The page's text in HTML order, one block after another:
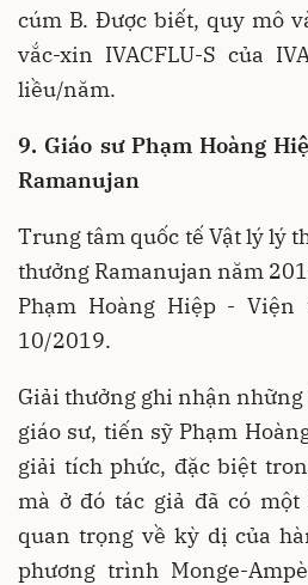
cúm B. Được biết, quy mô
vắc-xin IVACFLU-S của
liều/năm.
9. Giáo sư Phạm Hoàng
Ramanujan
Trung tâm quốc tế Vật lý lý
thưởng Ramanujan năm
Phạm Hoàng Hiệp - Viện
10/2019.
Giải thưởng ghi nhận những
giáo sư, tiến sỹ Phạm
giải tích phức, đặc biệt
mà ở đó tác giả đã có
quan trọng về kỳ dị của
phương trình Monge-